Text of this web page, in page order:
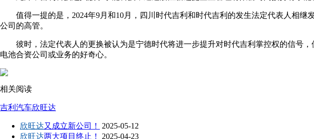
值得一提的是，2024年9月和10月，四川时代吉利和时代吉利的发生法定代表人相
公司的高管。
彼时，法定代表人的更换被认为是宁德时代将进一步提升对时代吉利掌控权的信号
电池合资公司或业务的好奇心。
相关阅读
吉利汽车欣旺达
欣旺达又成立新公司！
2025-05-12
欣旺达两大项目终止！
2025-04-23